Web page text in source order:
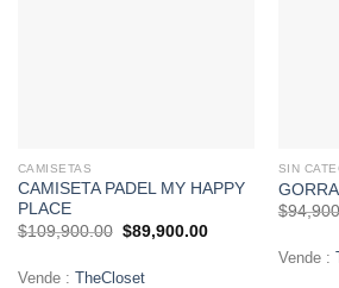
CAMISETAS
CAMISETA PADEL MY HAPPY
PLACE
$109,900.00 El
precio
era:
$89,900.00El
Vende : TheCloset
SIN
$
Vende :